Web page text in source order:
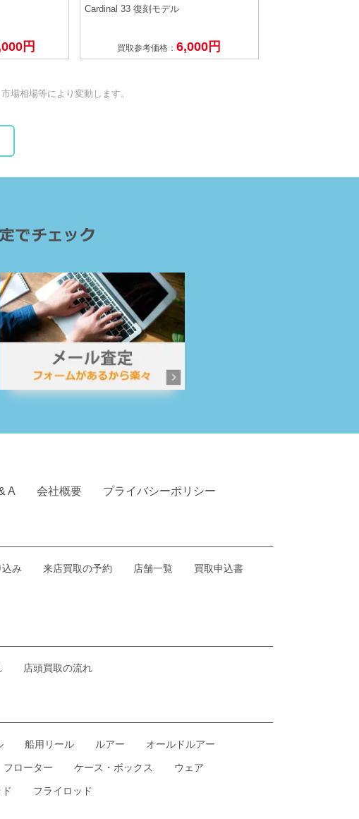
円
Cardinal 33 復刻モデル
買取参考価格：6,000円
場相場等により変動します。
A 会社概要 プライバシーポリシー
み 来店買取の予約 店舗一覧 買取申込書
店頭買取の流れ
船用リール ルアー オールドルアー
フローター ケース・ボックス ウェア
フライロッド